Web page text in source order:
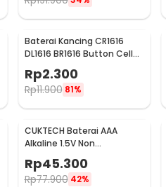
Baterai Kancing CR1616
DL1616 BR1616 Button Cell
3V Lithium 1 PCS
Rp2.300
Rp11.900 81%
CUKTECH Baterai AAA
Alkaline 1.5V Non
Rechargeable 10 PCS - Zi7
Rp45.300
Rp77.900 42%